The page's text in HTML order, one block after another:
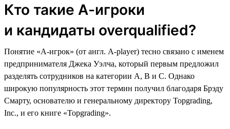
Кто такие А-игроки
и кандидаты overqualified?
Понятие «A-игрок» (от англ. A-player) тесно связано с именем
предпринимателя Джека Уэлча, который первым предложил
разделять сотрудников на категории А, В и С. Однако
широкую популярность этот термин получил благодаря Брэду
Смарту, основателю и генеральному директору Topgrading,
Inc., и его книге «Topgrading».